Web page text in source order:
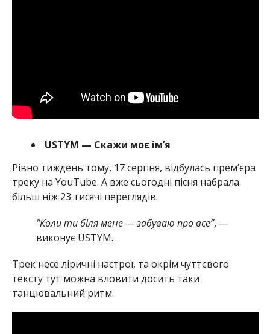
USTYM — Скажи моє ім’я
Рівно тиждень тому, 17 серпня, відбулась прем’єра
треку на YouTube. А вже сьогодні пісня набрала
більш ніж 23 тисячі переглядів.
“Коли ти біля мене — забуваю про все”, —
виконує USTYM.
Трек несе ліричні настрої, та окрім чуттєвого
тексту тут можна вловити досить таки
танцювальний ритм.